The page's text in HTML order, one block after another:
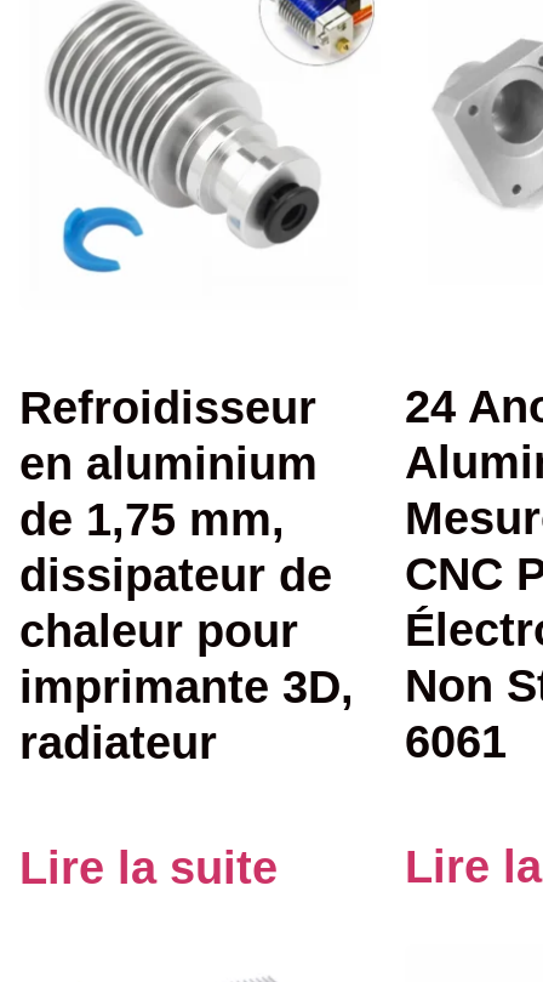
Refroidisseur
en aluminium
de 1,75 mm,
dissipateur de
chaleur pour
imprimante 3D,
radiateur
Lire la suite
24
CNC
Non
6061
Lire